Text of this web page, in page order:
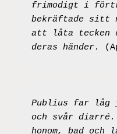
frimodigt i
bekräftade sitt
att låta tecken
deras händer.
Publius far låg
och svår
honom, bad och